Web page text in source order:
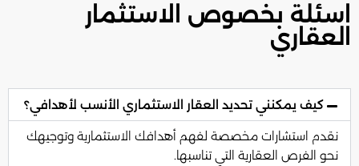
اسئلة بخصوص الاستثمار
العقاري
كيف يمكنني تحديد العقار الاستثماري الأنسب لأهدافي؟
نقدم استشارات مخصصة لفهم أهدافك الاستثمارية وتوجيهك
نحو الفرص العقارية التي تناسبها.